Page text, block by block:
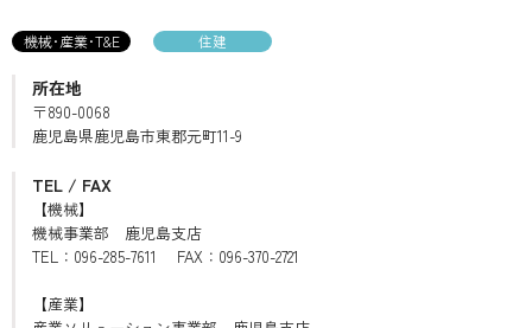
機械･産業･T&E 住建
所在地
〒890-0068
鹿児島県鹿児島市東郡元町11-9
TEL / FAX
【機械】
機械事業部 鹿児島支店
TEL：096-285-7611 FAX：096-370-2721
【産業】